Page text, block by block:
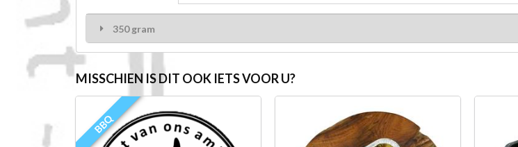
350 gram
MISSCHIEN IS DIT OOK IETS VOOR U?
BBQ